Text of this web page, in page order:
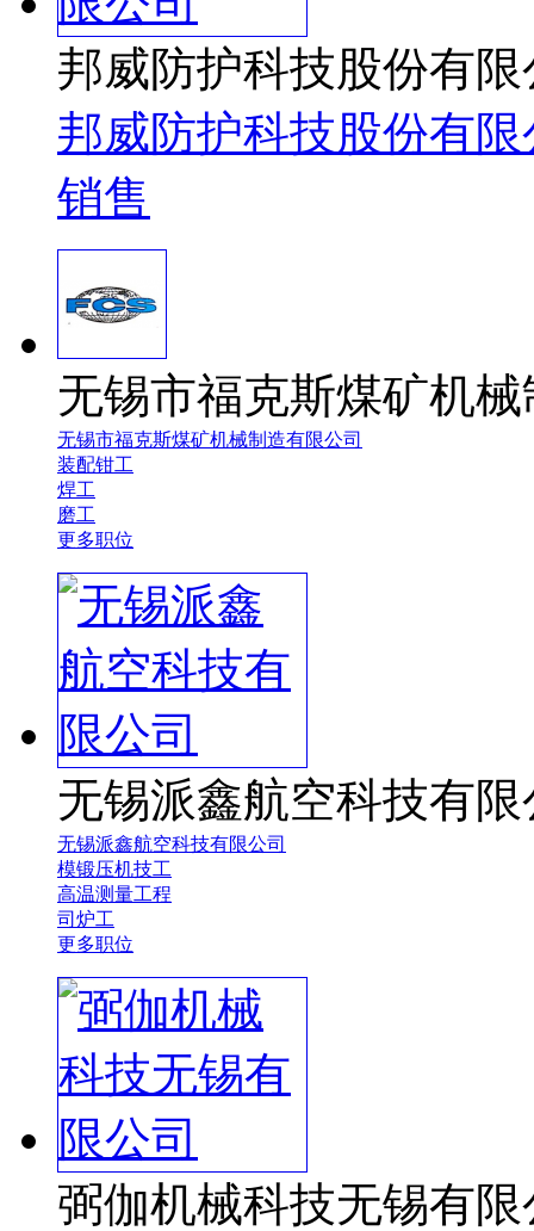
邦威防护科技股份有限
邦威防护科技股份有限
销售
无锡市福克斯煤矿机
无锡市福克斯煤矿机械制造有限公司
装配钳工
焊工
磨工
更多职位
无锡派鑫航空科技有限
无锡派鑫航空科技有限公司
模锻压机技工
高温测量工程
司炉工
更多职位
弼伽机械科技无锡有限